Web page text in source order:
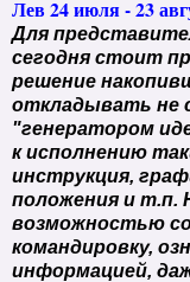
Лев 24 июля - 23
Для
сегодня стоит
решение
откладывать
"генератором
к исполнению
инструкция,
положения и т.п.
возможностью
командировку,
информацией,